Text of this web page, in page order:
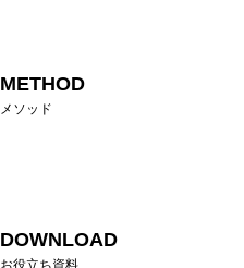
METHOD
メソッド
DOWNLOAD